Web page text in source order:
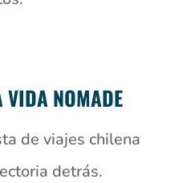
VIDA NOMADE
de viajes chilena
detrás.